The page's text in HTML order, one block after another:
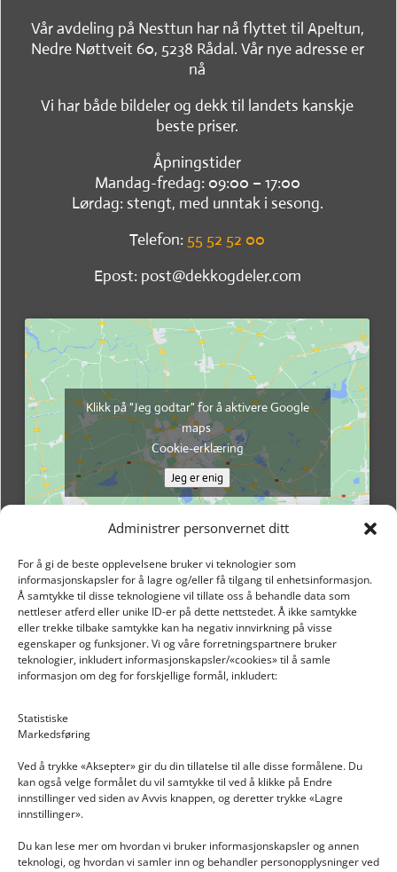
Administrer personvernet ditt
For å gi de beste opplevelsene bruker vi teknologier som
informasjonskapsler for å lagre og/eller få tilgang til enhetsinformasjon.
Å samtykke til disse teknologiene vil tillate oss å behandle data som
nettleser atferd eller unike ID-er på dette nettstedet. Å ikke samtykke
eller trekke tilbake samtykke kan ha negativ innvirkning på visse
egenskaper og funksjoner. Vi og våre forretningspartnere bruker
teknologier, inkludert informasjonskapsler/«cookies» til å samle
informasjon om deg for forskjellige formål, inkludert:
Statistiske
Markedsføring
Ved å trykke «Aksepter» gir du din tillatelse til alle disse formålene. Du
kan også velge formålet du vil samtykke til ved å klikke på Endre
innstillinger ved siden av Avvis knappen, og deretter trykke «Lagre
innstillinger».
Du kan lese mer om hvordan vi bruker informasjonskapsler og annen
teknologi, og hvordan vi samler inn og behandler personopplysninger ved
Vår avdeling på Nesttun har nå flyttet til Apeltun,
Nedre Nøttveit 60, 5238 Rådal. Vår nye adresse er
nå
Vi har både bildeler og dekk til landets kanskje
beste priser.
Åpningstider
Mandag-fredag: 09:00 – 17:00
Lørdag: stengt, med unntak i sesong.
Telefon: 55 52 52 00
Epost: post@dekkogdeler.com
Klikk på "Jeg godtar" for å aktivere Google
maps
Cookie-erklæring
Jeg er enig
INFORMASJON